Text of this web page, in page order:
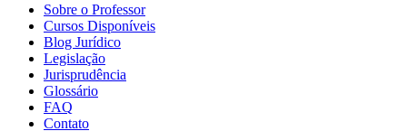
Sobre o Professor
Cursos Disponíveis
Blog Jurídico
Legislação
Jurisprudência
Glossário
FAQ
Contato